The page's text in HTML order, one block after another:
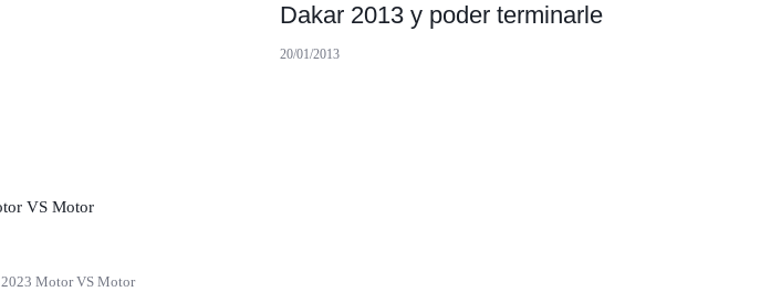
Dakar 2013 y poder terminarle
20/01/2013
Motor VS Motor